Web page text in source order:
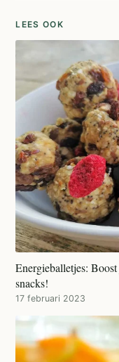
LEES OOK
Energieballetjes:
snacks!
17 februari 2023